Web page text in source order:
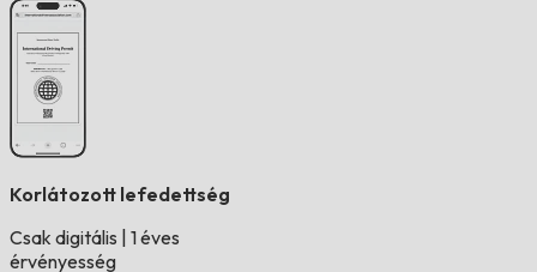
Korlátozott lefedettség
Csak digitális 1 éves
érvényesség